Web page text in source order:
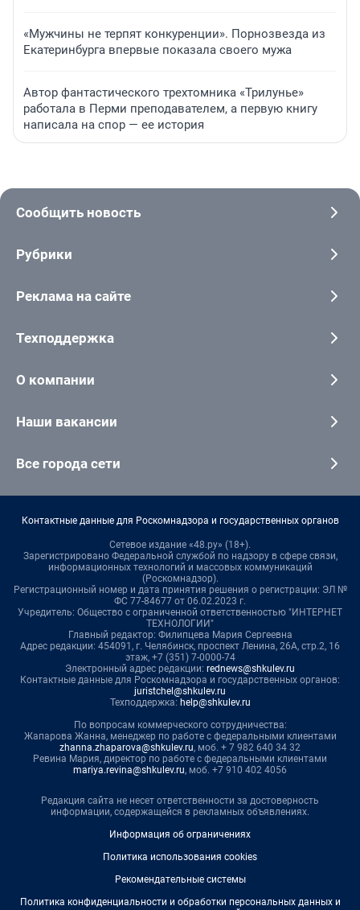
«Мужчины не терпят конкуренции». Порнозвезда из
Екатеринбурга впервые показала своего мужа
Автор фантастического трехтомника «Трилунье»
работала в Перми преподавателем, а первую книгу
написала на спор — ее история
Сообщить новость
Рубрики
Реклама на сайте
Техподдержка
О компании
Наши вакансии
Все города сети
Контактные данные для Роскомнадзора и государственных органов
Сетевое издание «48.ру» (18+).
Зарегистрировано Федеральной службой по надзору в сфере связи,
информационных технологий и массовых коммуникаций
(Роскомнадзор).
Регистрационный номер и дата принятия решения о регистрации: ЭЛ №
ФС 77-84677 от 06.02.2023 г.
Учредитель: Общество с ограниченной ответственностью "ИНТЕРНЕТ
ТЕХНОЛОГИИ"
Главный редактор: Филипцева Мария Сергеевна
Адрес редакции: 454091, г. Челябинск, проспект Ленина, 26А, стр.2, 16
этаж, +7 (351) 7-0000-74
Электронный адрес редакции: rednews@shkulev.ru
Контактные данные для Роскомнадзора и государственных органов:
juristchel@shkulev.ru
Техподдержка: help@shkulev.ru
По вопросам коммерческого сотрудничества:
Жапарова Жанна, менеджер по работе с федеральными клиентами
zhanna.zhaparova@shkulev.ru, моб. + 7 982 640 34 32
Ревина Мария, директор по работе с федеральными клиентами
mariya.revina@shkulev.ru, моб. +7 910 402 4056
Редакция сайта не несет ответственности за достоверность
информации, содержащейся в рекламных объявлениях.
Информация об ограничениях
Политика использования cookies
Рекомендательные системы
Политика конфиденциальности и обработки персональных данных и